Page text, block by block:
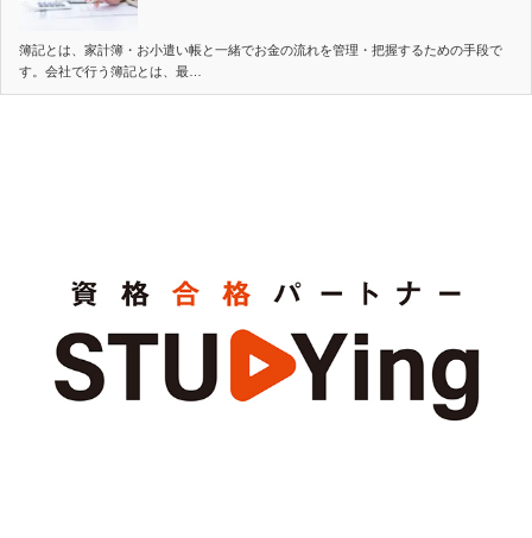
簿記とは、家計簿・お小遣い帳と一緒でお金の流れを管理・把握するための手段で
す。会社で行う簿記とは、最…